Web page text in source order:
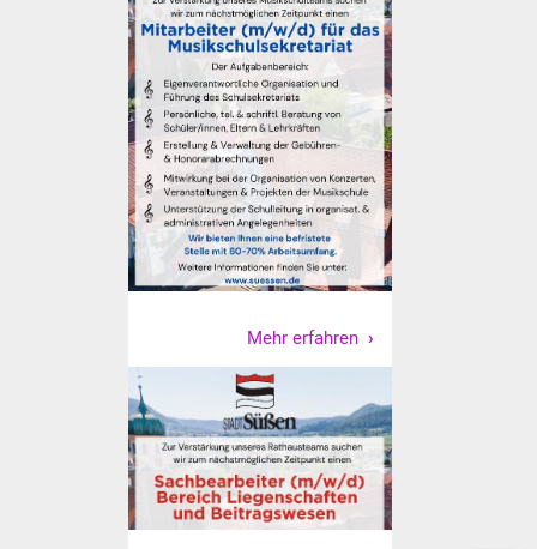
Stadtarchiv
Zehntscheuer
Bürgerhaus
Kulturhalle
Vereine und Parteien
Beirat Süßener Vereine
Sportanlagen
Tourismus
Erlebnisregion
Mehr erfahren